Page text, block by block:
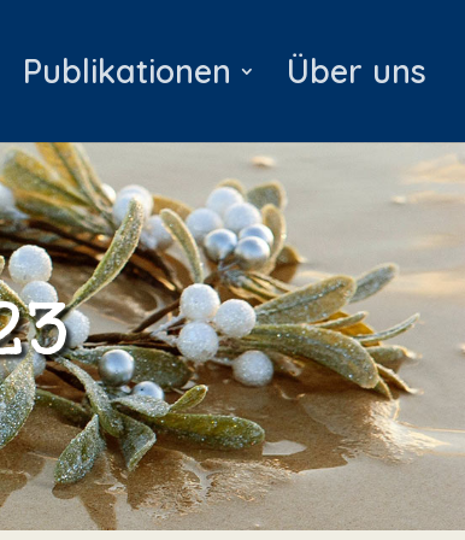
Publikationen Über uns